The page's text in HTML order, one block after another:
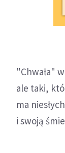
"Chwała"
ale taki,
ma
i swoją